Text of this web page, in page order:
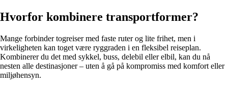
Hvorfor kombinere transportformer?
Mange forbinder togreiser med faste ruter og lite frihet, men i
virkeligheten kan toget være ryggraden i en fleksibel reiseplan.
Kombinerer du det med sykkel, buss, delebil eller elbil, kan du nå
nesten alle destinasjoner – uten å gå på kompromiss med komfort eller
miljøhensyn.